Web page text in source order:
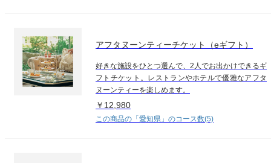
アフタヌーンティーチケット（eギフト）
好きな施設をひとつ選んで、2人でお出かけできるギ
フトチケット。レストランやホテルで優雅なアフタ
ヌーンティーを楽しめます。
￥12,980
この商品の「愛知県」のコース数(5)